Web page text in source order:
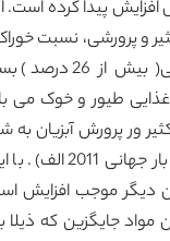
دلیل افزایش پیدا کرده
درصد) و روغن ماهی(
ور پرورش آبزیان
است( سازمان خوار و
مواد جایگزین که ذیلا